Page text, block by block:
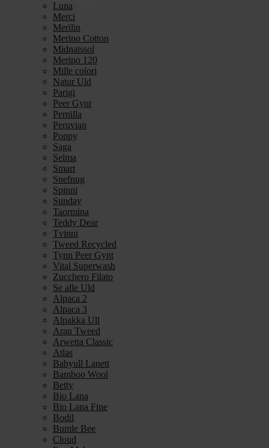
Luna
Merci
Merilin
Merino Cotton
Midnatssol
Merino 120
Mille colori
Natur Uld
Parigi
Peer Gynt
Pernilla
Peruvian
Poppy
Saga
Selma
Smart
Snefnug
Spinni
Sunday
Taormina
Teddy Dear
Tvinni
Tweed Recycled
Tynn Peer Gynt
Vital Superwash
Zucchero Filato
Se alle Uld
Alpaca 2
Alpaca 3
Alpakka Ull
Aran Tweed
Arwetta Classic
Atlas
Babyull Lanett
Bamboo Wool
Betty
Bio Lana
Bio Lana Fine
Bodil
Bumle Bee
Cloud